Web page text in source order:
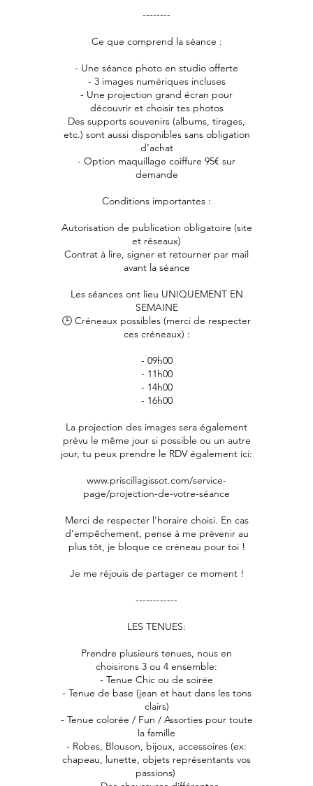
--------
Ce que comprend la séance :
- Une séance photo en studio offerte
- 3 images numériques incluses
- Une projection grand écran pour
découvrir et choisir tes photos
Des supports souvenirs (albums, tirages,
etc.) sont aussi disponibles sans obligation
d’achat
- Option maquillage coiffure 95€ sur
demande
Conditions importantes :
Autorisation de publication obligatoire (site
et réseaux)
Contrat à lire, signer et retourner par mail
avant la séance
Les séances ont lieu UNIQUEMENT EN
SEMAINE
🕒 Créneaux possibles (merci de respecter
ces créneaux) :
- 09h00
- 11h00
- 14h00
- 16h00
La projection des images sera également
prévu le même jour si possible ou un autre
jour, tu peux prendre le RDV également ici:
www.priscillagissot.com/service-
page/projection-de-votre-séance
Merci de respecter l'horaire choisi. En cas
d’empêchement, pense à me prévenir au
plus tôt, je bloque ce créneau pour toi !
Je me réjouis de partager ce moment !
------------
LES TENUES:
Prendre plusieurs tenues, nous en
choisirons 3 ou 4 ensemble:
- Tenue Chic ou de soirée
- Tenue de base (jean et haut dans les tons
clairs)
- Tenue colorée / Fun / Assorties pour toute
la famille
- Robes, Blouson, bijoux, accessoires (ex:
chapeau, lunette, objets représentants vos
passions)